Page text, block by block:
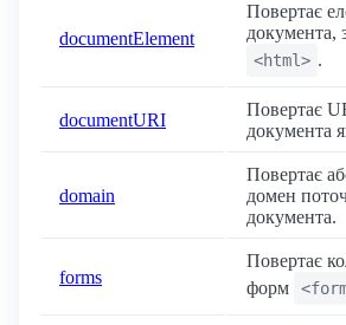
documentElement
Повертає
документа,
<html> .
documentURI
Повертає
документа
domain
Повертає
домен
документа.
forms
Повертає
форм